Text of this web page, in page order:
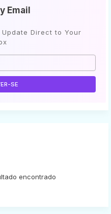
Email
Direct to Your
encontrado